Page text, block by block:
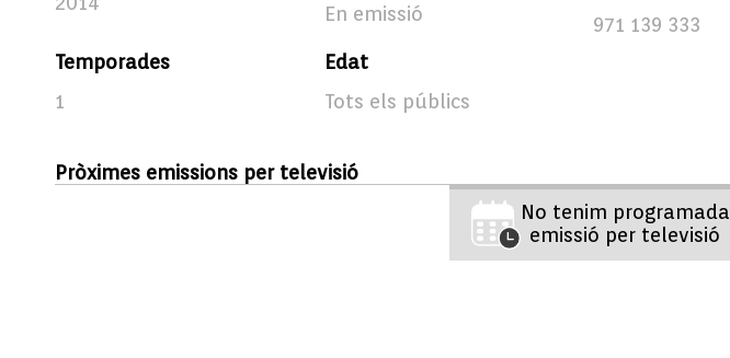
En emissió
971 139 333
Temporades
1
Edat
Tots els públics
Pròximes emissions per televisió
No tenim programada
emissió per televisió